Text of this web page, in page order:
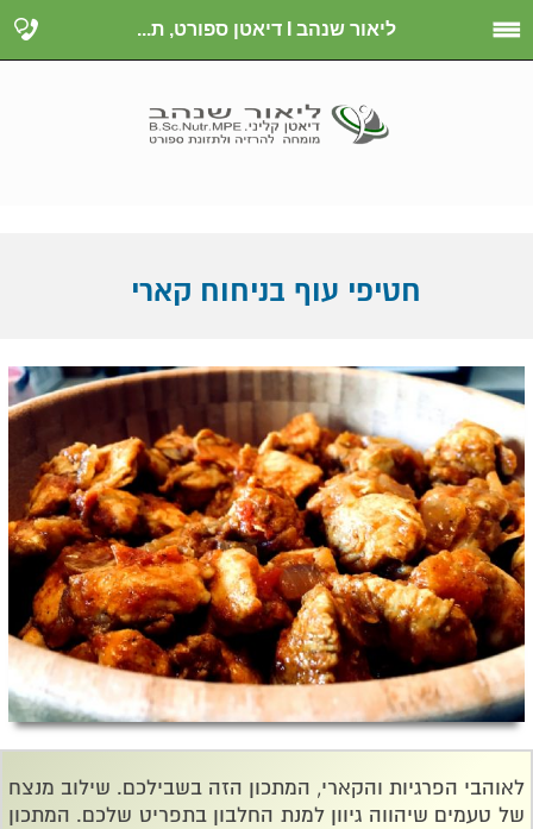
ליאור שנהב I דיאטן ספורט, ת...
לאוהבי הפרגיות והקארי, המתכון הזה בשבילכם. שילוב מנצח
של טעמים שיהווה גיוון למנת החלבון בתפריט שלכם. המתכון
חטיפי עוף בניחוח קארי